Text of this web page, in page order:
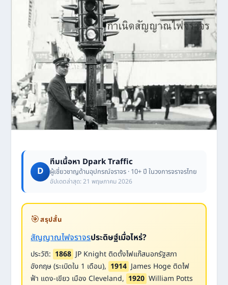
D
ทีมเนื้อหา Dpark Traffic
ผู้เชี่ยวชาญด้านอุปกรณ์จราจร · 10+ ปี ในวงการจราจรไทย
อัปเดตล่าสุด: 21 พฤษภาคม 2026
🎯สรุปสั้น
สัญญาณไฟจราจรประดิษฐ์เมื่อไหร่?
ประวัติ: 1868 JP Knight ติดตั้งไฟแก๊สนอกรัฐสภา
อังกฤษ (ระเบิดใน 1 เดือน), 1914 James Hoge ติดไฟ
ฟ้า แดง-เขียว เมือง Cleveland, 1920 William Potts